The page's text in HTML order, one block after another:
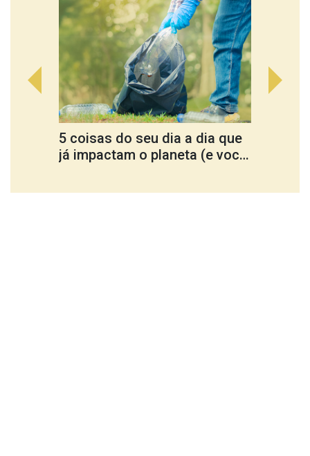
5 coisas do seu dia a dia que
já impactam o planeta (e você